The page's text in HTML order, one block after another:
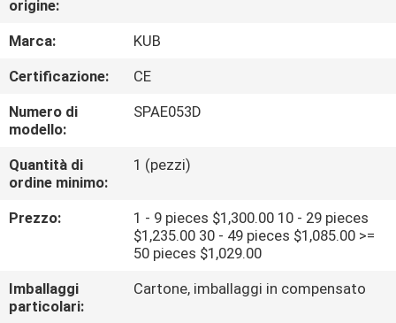
CIRCA
NOI
GIRO
DELLA
FABBRICA
CONTROLLO
DI
QUALITÀ
origine:
Marca:
KUB
Certificazione:
CE
Numero di
modello:
SPAE053D
Quantità di
ordine minimo:
1 (pezzi)
Prezzo:
1 - 9 pieces $1,300.00 10 - 29 pieces
$1,235.00 30 - 49 pieces $1,085.00 >=
50 pieces $1,029.00
Imballaggi
particolari:
Cartone, imballaggi in compensato